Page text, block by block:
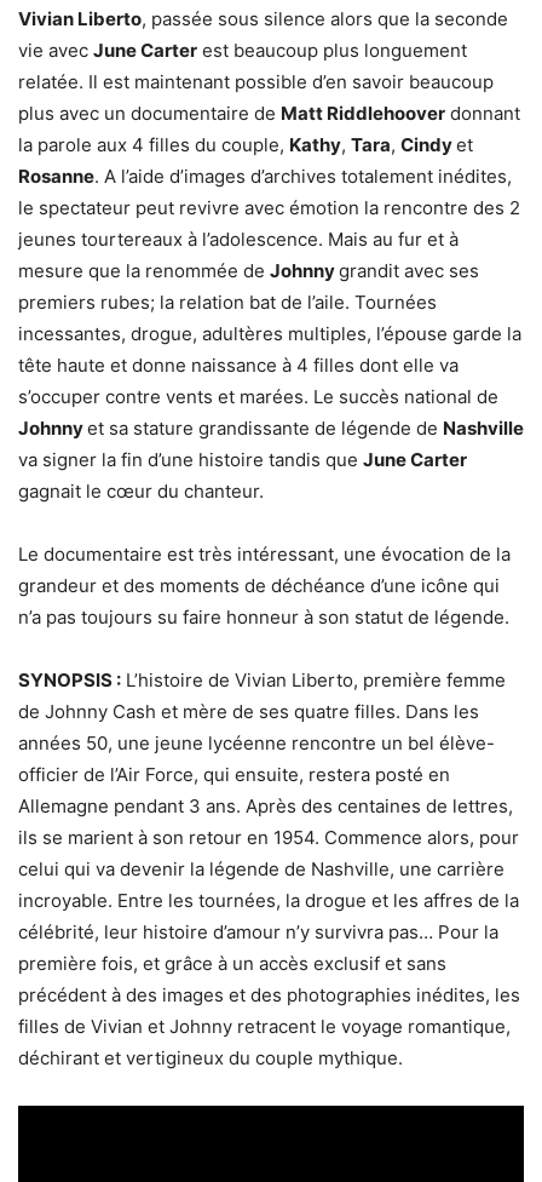
Vivian Liberto, passée sous silence alors que la seconde
vie avec June Carter est beaucoup plus longuement
relatée. Il est maintenant possible d’en savoir beaucoup
plus avec un documentaire de Matt Riddlehoover donnant
la parole aux 4 filles du couple, Kathy, Tara, Cindyet
Rosanne. A l’aide d’images d’archives totalement inédites,
le spectateur peut revivre avec émotion la rencontre des 2
jeunes tourtereaux à l’adolescence. Mais au fur et à
mesure que la renommée de Johnnygrandit avec ses
premiers rubes; la relation bat de l’aile. Tournées
incessantes, drogue, adultères multiples, l’épouse garde la
tête haute et donne naissance à 4 filles dont elle va
s’occuper contre vents et marées. Le succès national de
Johnnyet sa stature grandissante de légende de Nashville
va signer la fin d’une histoire tandis que June Carter
gagnait le cœur du chanteur.
Le documentaire est très intéressant, une évocation de la
grandeur et des moments de déchéance d’une icône qui
n’a pas toujours su faire honneur à son statut de légende.
SYNOPSIS : L’histoire de Vivian Liberto, première femme
de Johnny Cash et mère de ses quatre filles. Dans les
années 50, une jeune lycéenne rencontre un bel élève-
officier de l’Air Force, qui ensuite, restera posté en
Allemagne pendant 3 ans. Après des centaines de lettres,
ils se marient à son retour en 1954. Commence alors, pour
celui qui va devenir la légende de Nashville, une carrière
incroyable. Entre les tournées, la drogue et les affres de la
célébrité, leur histoire d’amour n’y survivra pas… Pour la
première fois, et grâce à un accès exclusif et sans
précédent à des images et des photographies inédites, les
filles de Vivian et Johnny retracent le voyage romantique,
déchirant et vertigineux du couple mythique.